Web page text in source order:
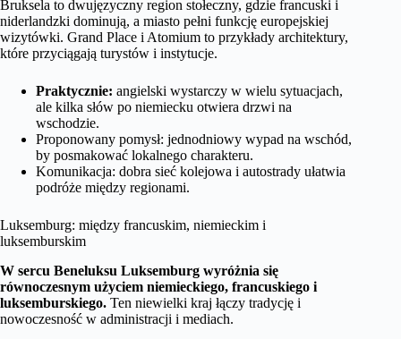
Bruksela to dwujęzyczny region stołeczny, gdzie francuski i
niderlandzki dominują, a miasto pełni funkcję europejskiej
wizytówki. Grand Place i Atomium to przykłady architektury,
które przyciągają turystów i instytucje.
Praktycznie: angielski wystarczy w wielu sytuacjach,
ale kilka słów po niemiecku otwiera drzwi na
wschodzie.
Proponowany pomysł: jednodniowy wypad na wschód,
by posmakować lokalnego charakteru.
Komunikacja: dobra sieć kolejowa i autostrady ułatwia
podróże między regionami.
Luksemburg: między francuskim, niemieckim i
luksemburskim
W sercu Beneluksu Luksemburg wyróżnia się
równoczesnym użyciem niemieckiego, francuskiego i
luksemburskiego. Ten niewielki kraj łączy tradycję i
nowoczesność w administracji i mediach.